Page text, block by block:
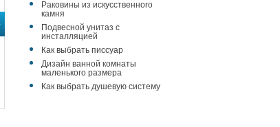
170x75x220 Niagara
(NG-5170-01) С
гидромассажем,
акрил, Поддон
89 800 ₽
150x70x220 Niagara
(NG-5150-01) С
гидромассажем,
акрил, Поддон
Раковины из искусственного
камня
Подвесной унитаз с
инсталляцией
Как выбрать писсуар
Дизайн ванной комнаты
маленького размера
Как выбрать душевую систему